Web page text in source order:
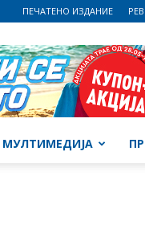
ПЕЧАТЕНО ИЗДАНИЕ
МУЛТИМЕДИЈА